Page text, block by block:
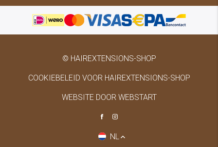
© HAIREXTENSIONS-SHOP
COOKIEBELEID VOOR HAIREXTENSIONS-SHOP
WEBSITE DOOR WEBSTART
NL